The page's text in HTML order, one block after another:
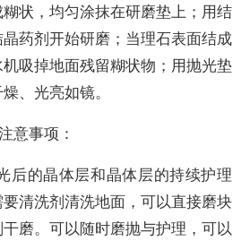
状，均匀涂抹在研磨垫上；用结
药剂开始研磨；当理石表面结成
吸掉地面残留糊状物；用抛光垫
、光亮如镜。
意事项：
后的晶体层和晶体层的持续护理
清洗剂清洗地面，可以直接磨块
磨。可以随时磨抛与护理，可以